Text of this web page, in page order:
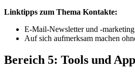
Linktipps zum Thema Kontakte:
E-Mail-Newsletter und -marketing
Auf sich aufmerksam machen
Bereich 5: Tools und